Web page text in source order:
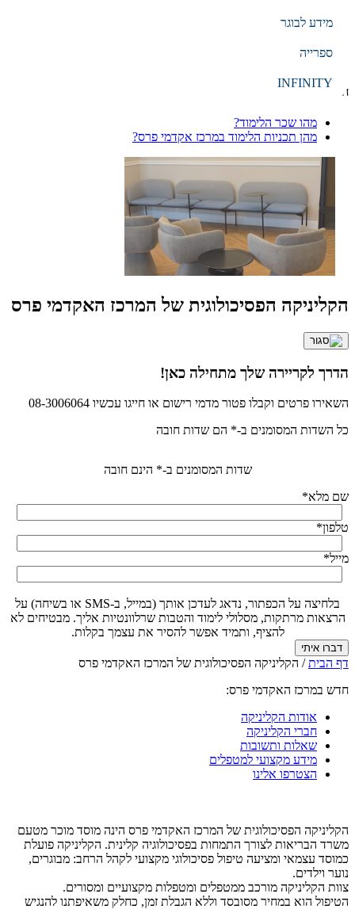
מידע לבוגר
ספרייה
INFINITY
חיפושים נפוצים
מהו שכר הלימוד?
מהן תכניות הלימוד במרכז אקדמי פרס?
הקליניקה הפסיכולוגית של המרכז האקדמי פרס
הדרך לקריירה שלך מתחילה כאן!
השאירו פרטים וקבלו פטור מדמי רישום או חייגו עכשיו 08-3006064
כל השדות המסומנים ב-* הם שדות חובה
שדות המסומנים ב-* הינם חובה
שם מלא*
טלפון*
מייל*
בלחיצה על הכפתור, נדאג לעדכן אותך (במייל, ב-SMS או בשיחה) על
הרצאות מרתקות, מסלולי לימוד והטבות שרלוונטיות אליך. מבטיחים לא
להציף, ותמיד אפשר להסיר את עצמך בקלות.
דף הבית/ הקליניקה הפסיכולוגית של המרכז האקדמי פרס
חדש במרכז האקדמי פרס:
אודות הקליניקה
חברי הקליניקה
שאלות ותשובות
מידע מקצועי למטפלים
הצטרפו אלינו
הקליניקה הפסיכולוגית של המרכז האקדמי פרס הינה מוסד מוכר מטעם
משרד הבריאות לצורך התמחות בפסיכולוגיה קלינית. הקליניקה פועלת
כמוסד עצמאי ומציעה טיפול פסיכולוגי מקצועי לקהל הרחב: מבוגרים,
נוער וילדים.
צוות הקליניקה מורכב ממטפלים ומטפלות מקצועיים ומסורים.
הטיפול הוא במחיר מסובסד וללא הגבלת זמן, כחלק משאיפתנו להנגיש